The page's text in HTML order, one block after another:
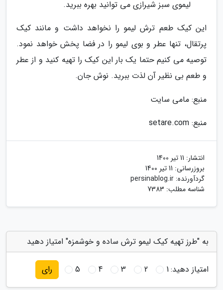
لیموی سبز شیرازی می توانید بهره ببرید.
این کیک طعم ترش لیمو را نخواهد داشت و مانند کیک
پرتقال، تنها عطر و بوی لیمو را در فضا پخش خواهد نمود.
توصیه می کنیم حتما یک بار این کیک را تهیه کنید و از عطر
و طعم بی نظیر آن لذت ببرید. نوش جان.
منبع: مامی سایت
منبع: setare.com
انتشار: 11 تیر 1400
بروزرسانی: 11 تیر 1400
گردآورنده: persinablog.ir
شناسه مطلب: 7383
به "طرز تهیه کیک لیمو ترش ساده و خوشمزه" امتیاز دهید
امتیاز دهید:1
2
3
4
5 رای